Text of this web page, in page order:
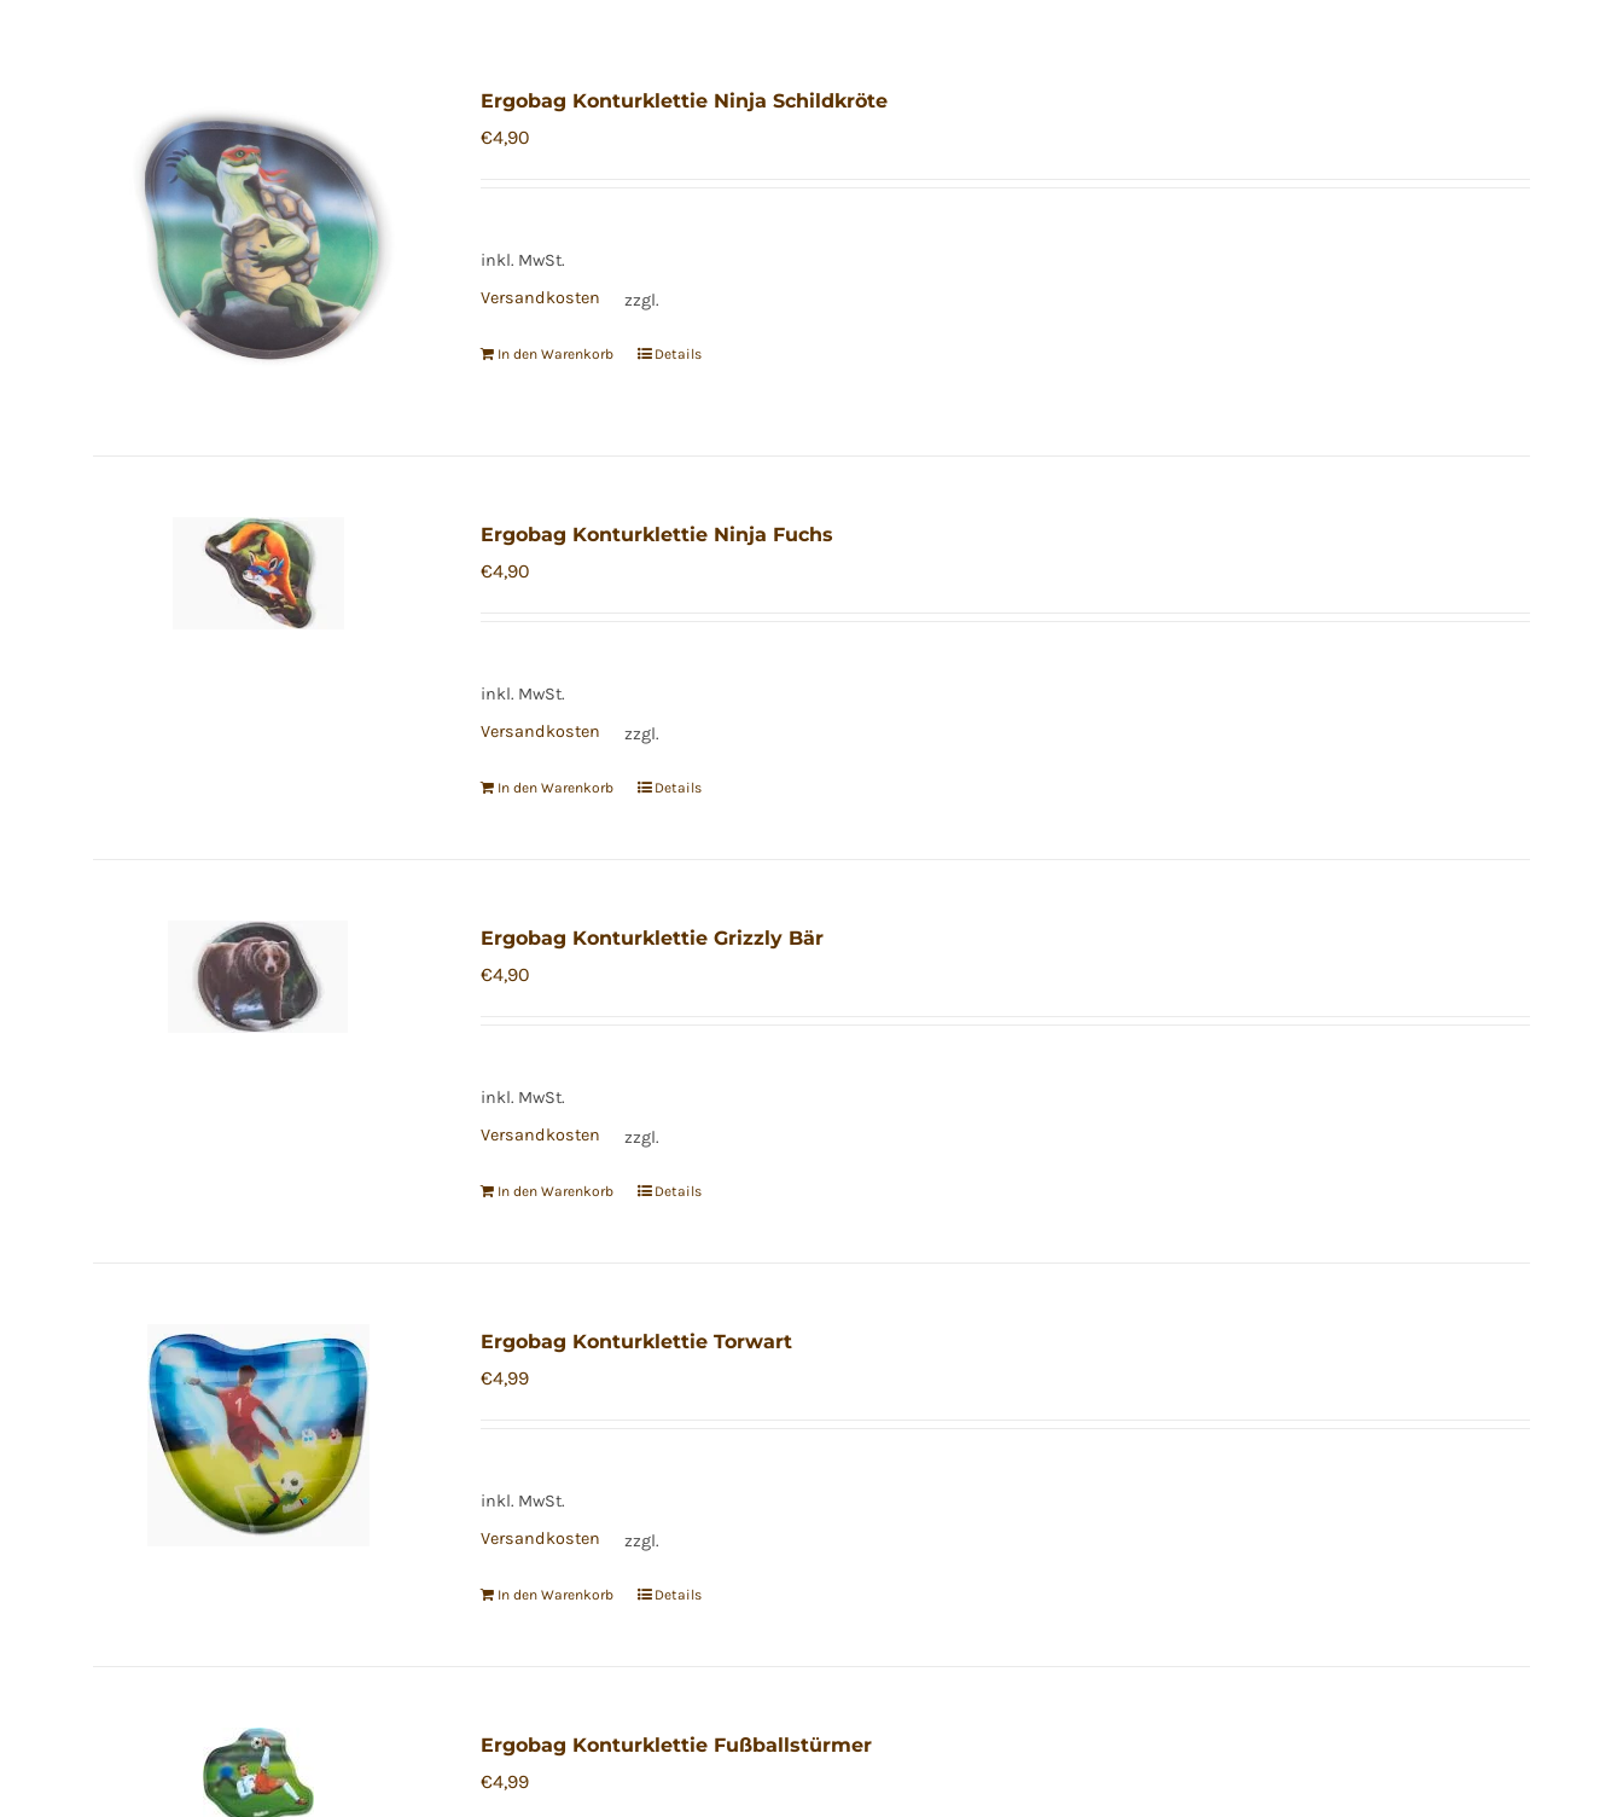
Ergobag Konturklettie Ninja Schildkröte
€4,90
inkl. MwSt.
zzgl.
Versandkosten
In den Warenkorb Details
Ergobag Konturklettie Ninja Fuchs
€4,90
inkl. MwSt.
zzgl.
Versandkosten
In den Warenkorb Details
Ergobag Konturklettie Grizzly Bär
€4,90
inkl. MwSt.
zzgl.
Versandkosten
In den Warenkorb Details
Ergobag Konturklettie Torwart
€4,99
inkl. MwSt.
zzgl.
Versandkosten
In den Warenkorb Details
Ergobag Konturklettie Fußballstürmer
€4,99